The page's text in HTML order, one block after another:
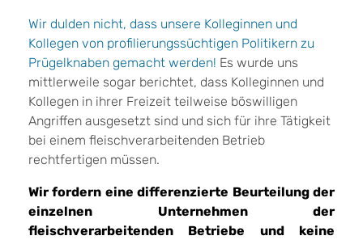
Wir dulden nicht, dass unsere Kolleginnen und
Kollegen von profilierungssüchtigen Politikern zu
Prügelknaben gemacht werden! Es wurde uns
mittlerweile sogar berichtet, dass Kolleginnen und
Kollegen in ihrer Freizeit teilweise böswilligen
Angriffen ausgesetzt sind und sich für ihre Tätigkeit
bei einem fleischverarbeitenden Betrieb
rechtfertigen müssen.
Wir fordern eine differenzierte Beurteilung der
einzelnen Unternehmen der
fleischverarbeitenden Betriebe und keine